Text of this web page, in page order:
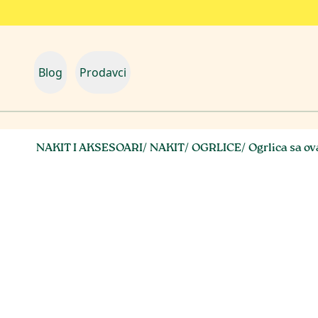
Blog Prodavci
NAKIT I AKSESOARI/NAKIT/OGRLICE/Ogrlica sa